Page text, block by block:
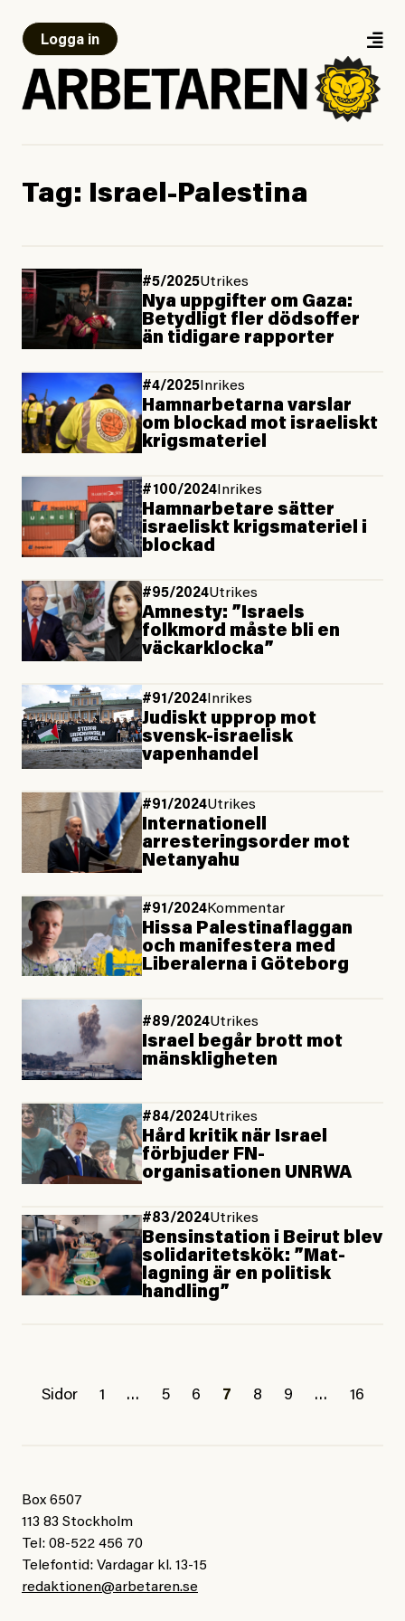
Logga in
Tag: Israel-Palestina
#5/2025Utrikes
Nya uppgifter om Gaza:
Betydligt fler dödsoffer
än tidigare rapporter
#4/2025 Inrikes
Hamnarbetarna varslar
om blockad mot israeliskt
krigsmateriel
#100/2024 Inrikes
Hamn­arbetare sätter
israeliskt krigs­materiel i
blockad
#95/2024Utrikes
Amnesty: ”Israels
folkmord måste bli en
väckarklocka”
#91/2024Inrikes
Judiskt upprop mot
svensk-israelisk
vapenhandel
#91/2024Utrikes
Internationell
arresteringsorder mot
Netanyahu
#91/2024Kommentar
Hissa Palestina­flaggan
och manifestera med
Liberalerna i Göteborg
#89/2024Utrikes
Israel begår brott mot
mänskligheten
#84/2024Utrikes
Hård kritik när Israel
förbjuder FN-
organisationen UNRWA
#83/2024Utrikes
Bensinstation i Beirut blev
solidaritets­kök: ”Mat­
lagning är en politisk
handling”
Sidor 1 … 5 6 7 8 9 … 16
Box 6507
113 83 Stockholm
Tel: 08-522 456 70
Telefontid: Vardagar kl. 13-15
redaktionen@arbetaren.se